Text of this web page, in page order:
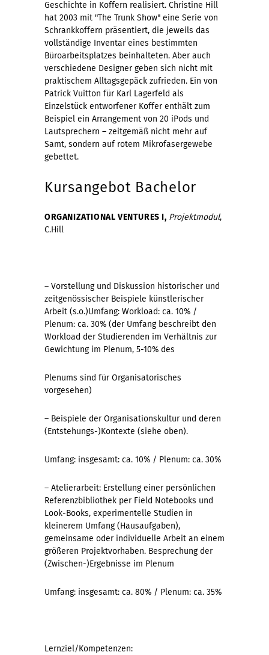
Geschichte in Koffern realisiert. Christine Hill
hat 2003 mit "The Trunk Show" eine Serie von
Schrankkoffern präsentiert, die jeweils das
vollständige Inventar eines bestimmten
Büroarbeitsplatzes beinhalteten. Aber auch
verschiedene Designer geben sich nicht mit
praktischem Alltagsgepäck zufrieden. Ein von
Patrick Vuitton für Karl Lagerfeld als
Einzelstück entworfener Koffer enthält zum
Beispiel ein Arrangement von 20 iPods und
Lautsprechern – zeitgemäß nicht mehr auf
Samt, sondern auf rotem Mikrofasergewebe
gebettet.
Kursangebot Bachelor
ORGANIZATIONAL VENTURES I, Projektmodul,
C.Hill
– Vorstellung und Diskussion historischer und
zeitgenössischer Beispiele künstlerischer
Arbeit (s.o.)Umfang: Workload: ca. 10% /
Plenum: ca. 30% (der Umfang beschreibt den
Workload der Studierenden im Verhältnis zur
Gewichtung im Plenum, 5-10% des
Plenums sind für Organisatorisches
vorgesehen)
– Beispiele der Organisationskultur und deren
(Entstehungs-)Kontexte (siehe oben).
Umfang: insgesamt: ca. 10% / Plenum: ca. 30%
– Atelierarbeit: Erstellung einer persönlichen
Referenzbibliothek per Field Notebooks und
Look-Books, experimentelle Studien in
kleinerem Umfang (Hausaufgaben),
gemeinsame oder individuelle Arbeit an einem
größeren Projektvorhaben. Besprechung der
(Zwischen-)Ergebnisse im Plenum
Umfang: insgesamt: ca. 80% / Plenum: ca. 35%
Lernziel/Kompetenzen: